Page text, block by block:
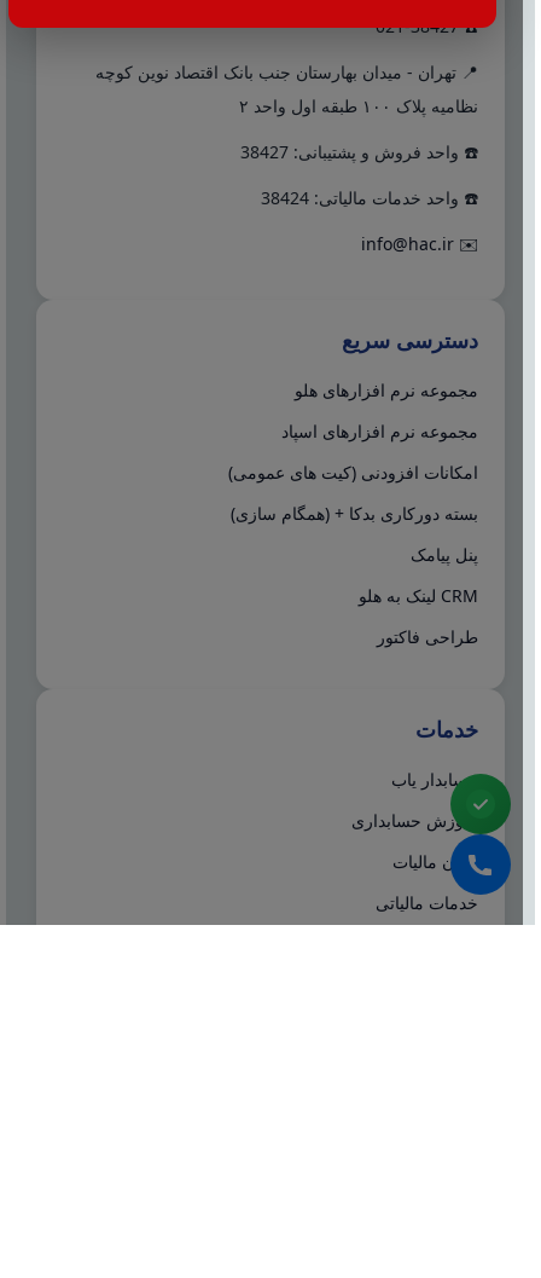
☎️ 021-38427
📍 تهران - میدان بهارستان جنب بانک اقتصاد نوین کوچه
نظامیه پلاک ۱۰۰ طبقه اول واحد ۲
☎️ واحد فروش و پشتیبانی: 38427
☎️ واحد خدمات مالیاتی: 38424
✉️
info@hac.ir
دسترسی سریع
مجموعه نرم افزارهای هلو
مجموعه نرم افزارهای اسپاد
امکانات افزودنی (کیت های عمومی)
بسته دورکاری بدکا + (همگام سازی)
پنل پیامک
CRM لینک به هلو
طراحی فاکتور
خدمات
حسابدار یاب
آموزش حسابداری
ایران مالیات
خدمات مالیاتی